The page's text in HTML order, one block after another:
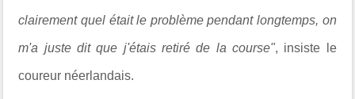
clairement quel était le problème pendant longtemps, on
m'a juste dit que j'étais retiré de la course", insiste le
coureur néerlandais.